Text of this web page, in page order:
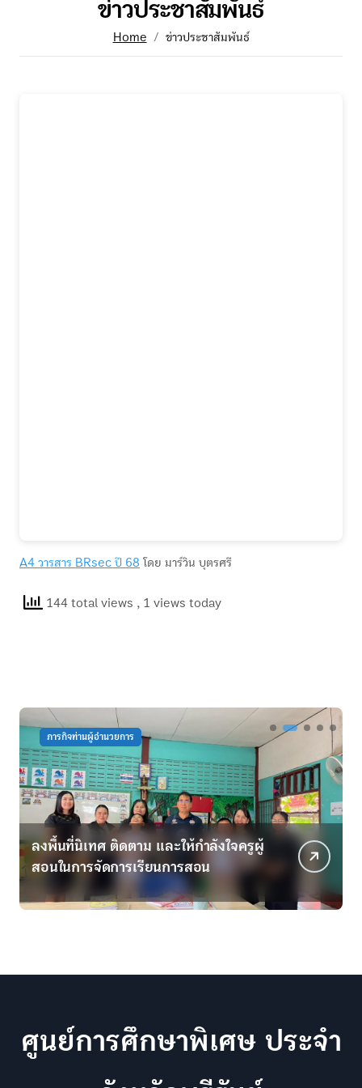
ข่าวประชาสัมพันธ์
Home ข่าวประชาสัมพันธ์
A4 วารสาร BRsec ปี 68 โดย มาร์วิน บุตรศรี
144 total views , 1 views today
ภารกิจท่านผู้อำนวยการ
ลงพื้นที่นิเทศ ติดตาม และให้กำลังใจครูผู้
สอนในการจัดการเรียนการสอน
ศูนย์การศึกษาพิเศษ ประจำ